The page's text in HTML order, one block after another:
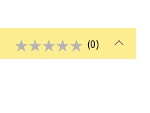
★★★★★ (0)